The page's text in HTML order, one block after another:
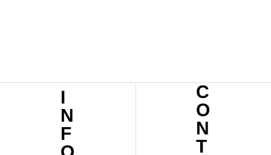
KSA
R
I
N
F
C
O
N
T